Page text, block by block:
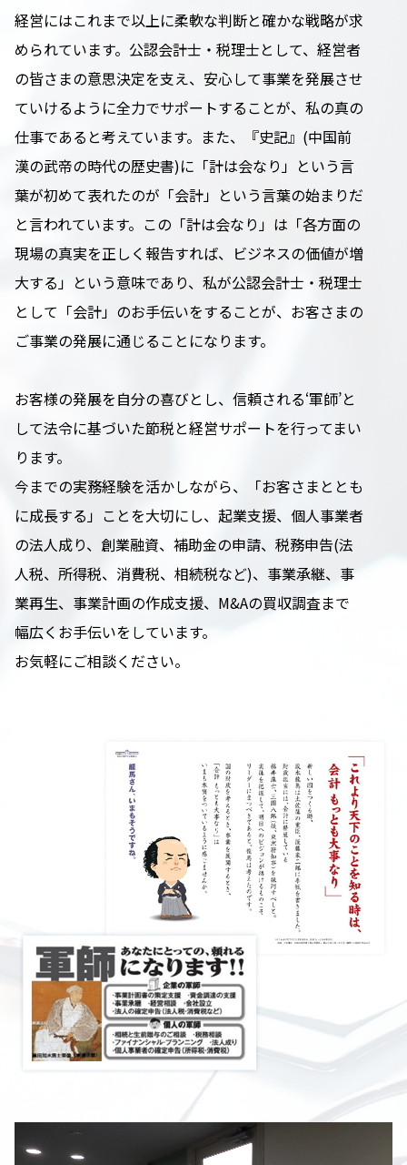
経営にはこれまで以上に柔軟な判断と確かな戦略が求
められています。公認会計士・税理士として、経営者
の皆さまの意思決定を支え、安心して事業を発展させ
ていけるように全力でサポートすることが、私の真の
仕事であると考えています。また、『史記』(中国前
漢の武帝の時代の歴史書)に「計は会なり」という言
葉が初めて表れたのが「会計」という言葉の始まりだ
と言われています。この「計は会なり」は「各方面の
現場の真実を正しく報告すれば、ビジネスの価値が増
大する」という意味であり、私が公認会計士・税理士
として「会計」のお手伝いをすることが、お客さまの
ご事業の発展に通じることになります。
お客様の発展を自分の喜びとし、信頼される‘軍師’と
して法令に基づいた節税と経営サポートを行ってまい
ります。
今までの実務経験を活かしながら、「お客さまととも
に成長する」ことを大切にし、起業支援、個人事業者
の法人成り、創業融資、補助金の申請、税務申告(法
人税、所得税、消費税、相続税など)、事業承継、事
業再生、事業計画の作成支援、M&Aの買収調査まで
幅広くお手伝いをしています。
お気軽にご相談ください。